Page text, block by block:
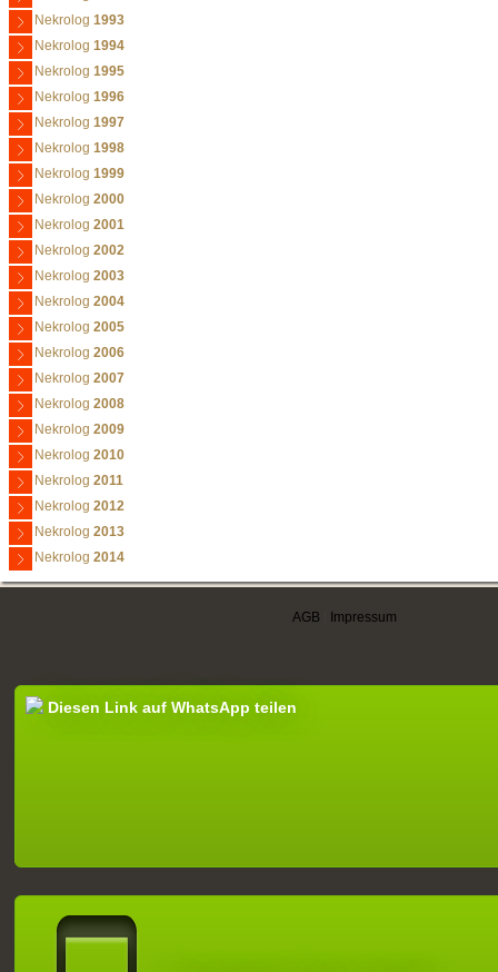
Nekrolog 1993
Nekrolog 1994
Nekrolog 1995
Nekrolog 1996
Nekrolog 1997
Nekrolog 1998
Nekrolog 1999
Nekrolog 2000
Nekrolog 2001
Nekrolog 2002
Nekrolog 2003
Nekrolog 2004
Nekrolog 2005
Nekrolog 2006
Nekrolog 2007
Nekrolog 2008
Nekrolog 2009
Nekrolog 2010
Nekrolog 2011
Nekrolog 2012
Nekrolog 2013
Nekrolog 2014
AGB Impressum
Diesen Link auf WhatsApp teilen